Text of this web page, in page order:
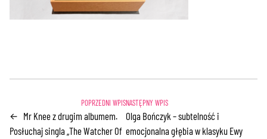
← Mr Knee z drugim albumem.
Posłuchaj singla „The Watcher Of
Olga Bończyk – subtelność i
emocjonalna głębia w klasyku Ewy